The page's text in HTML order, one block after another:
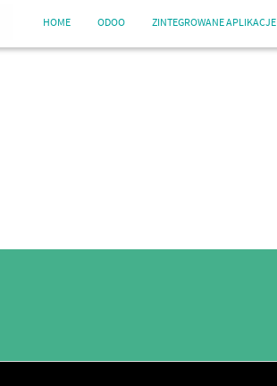
HOME ODOO ZINTEGROWANE APLIKACJE